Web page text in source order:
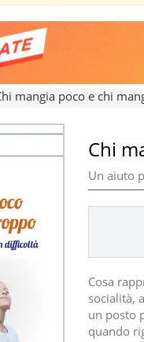
mangia poco e chi
Chi
Un aiuto
Cosa
socialità,
un posto
quando